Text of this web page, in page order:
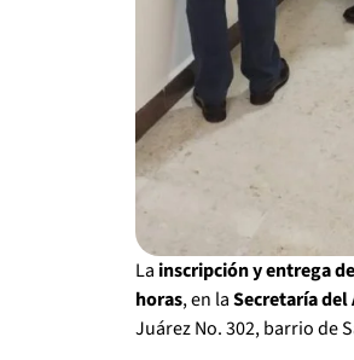
La inscripción y entrega
horas, en laSecretaría
Juárez No. 302, barrio de